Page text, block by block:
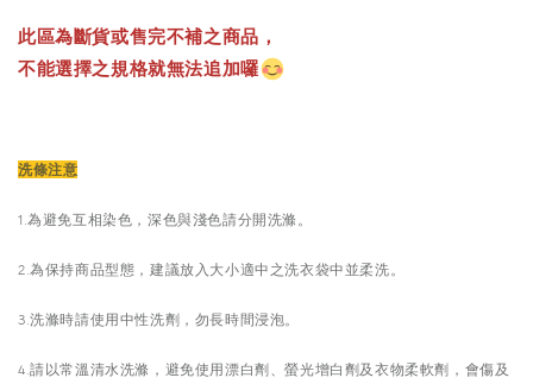
此區為斷貨或售完不補之商品，
不能選擇之規格就無法追加囉
洗條注意
1.為避免互相染色，深色與淺色請分開洗滌。
2.為保持商品型態，建議放入大小適中之洗衣袋中並柔洗。
3.洗滌時請使用中性洗劑，勿長時間浸泡。
4.請以常溫清水洗滌，避免使用漂白劑、螢光增白劑及衣物柔軟劑，會傷及